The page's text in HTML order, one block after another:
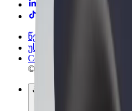
წესები და პირობები
უსაფრთხოება
Cookies
© 2026 Bolt Technology OÜ
პროდუქტები